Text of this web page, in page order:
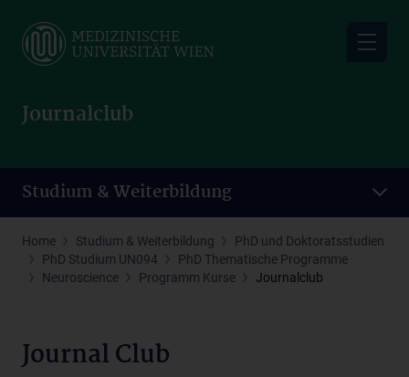
main
Journalclub
Studium & Weiterbildung
Home Studium & Weiterbildung
PhD und Doktoratsstudien
PhD Studium UN094
PhD Thematische Programme
Neuroscience
Programm Kurse Journalclub
Journal Club